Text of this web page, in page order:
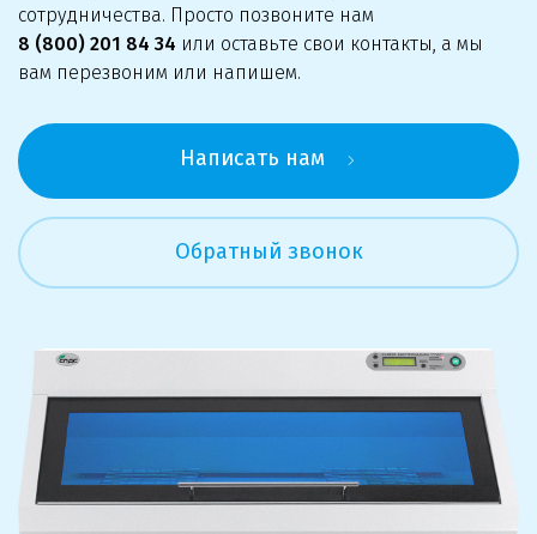
сотрудничества. Просто позвоните нам
8 (800) 201 84 34 или оставьте свои контакты, а мы
вам перезвоним или напишем.
Написать нам
Обратный звонок